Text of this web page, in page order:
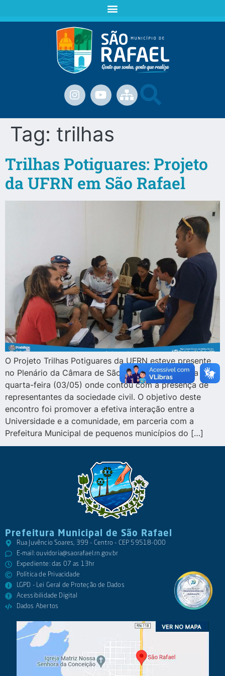
Tag: trilhas
Trilhas Potiguares: Projeto
da UFRN em São Rafael
O Projeto Trilhas Potiguares da UFRN esteve presente
no Plenário da Câmara de São Rafael na manhã da
quarta-feira (03/05) onde contou com a presença de
representantes da sociedade civil. O objetivo deste
encontro foi promover a efetiva interação entre a
Universidade e a comunidade, em parceria com a
Prefeitura Municipal de pequenos municípios do […]
Prefeitura Municipal de São Rafael
Rua Juvêncio Soares, 399 - Centro - CEP 59518-000
E-mail:ouvidoria@saorafael.rn.gov.br
Expediente: das 07 as 13hr
Política de Privacidade
LGPD - Lei Geral de Proteção de Dados
Acessibilidade Digital
Dados Abertos